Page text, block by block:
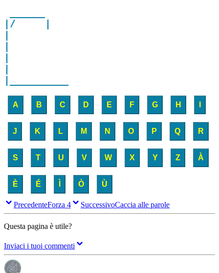
|/     |
A B C D E F G H
J K L M N O P Q R
S T U V W X Y Z À
È É Ò Ù
PrecedenteForza 4 SuccessivoCaccia alle parole
Questa pagina è utile?
Inviaci i tuoi commenti